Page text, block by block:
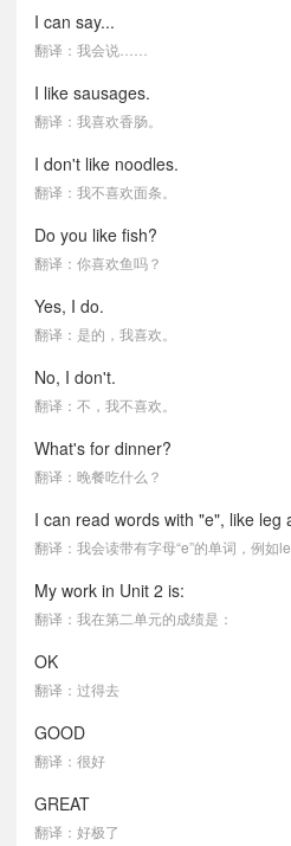
I can say...
翻译：我会说……
I like sausages.
翻译：我喜欢香肠。
I don't like noodles.
翻译：我不喜欢面条。
Do you like fish?
翻译：你喜欢鱼吗？
Yes, I do.
翻译：是的，我喜欢。
No, I don't.
翻译：不，我不喜欢。
What's for dinner?
翻译：晚餐吃什么？
I can read words with "e", like leg
翻译：我会读带有字母“e”的单词，例如
My work in Unit 2 is:
翻译：我在第二单元的成绩是：
OK
翻译：过得去
GOOD
翻译：很好
GREAT
翻译：好极了